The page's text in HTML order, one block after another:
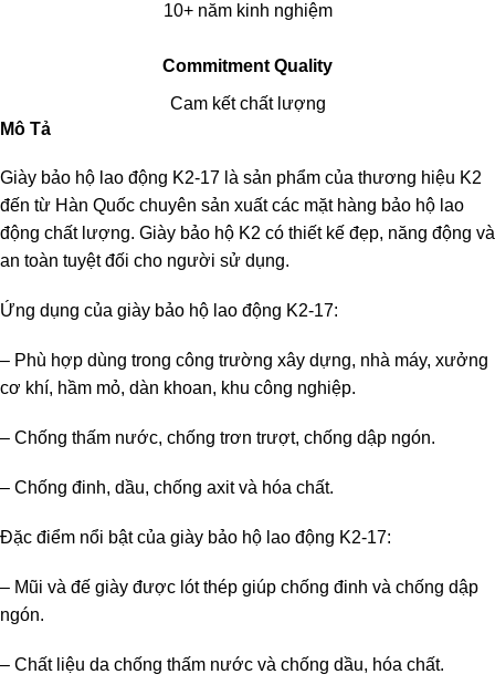
10+ năm kinh nghiệm
Commitment Quality
Cam kết chất lượng
Mô Tả
Giày bảo hộ lao động K2-17 là sản phẩm của thương hiệu K2
đến từ Hàn Quốc chuyên sản xuất các mặt hàng bảo hộ lao
động chất lượng. Giày bảo hộ K2 có thiết kế đẹp, năng động và
an toàn tuyệt đối cho người sử dụng.
Ứng dụng của giày bảo hộ lao động K2-17:
– Phù hợp dùng trong công trường xây dựng, nhà máy, xưởng
cơ khí, hầm mỏ, dàn khoan, khu công nghiệp.
– Chống thấm nước, chống trơn trượt, chống dập ngón.
– Chống đinh, dầu, chống axit và hóa chất.
Đặc điểm nổi bật của giày bảo hộ lao động K2-17:
– Mũi và đế giày được lót thép giúp chống đinh và chống dập
ngón.
– Chất liệu da chống thấm nước và chống dầu, hóa chất.